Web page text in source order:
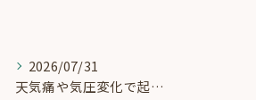
2026/07/31
天気痛や気圧変化で起こる「頭痛・めまい」に。緩やかな治療で自律神経を整えるには？